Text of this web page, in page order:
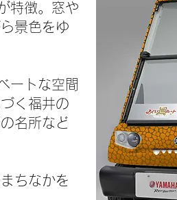
特徴。窓や
景色をゆ
ートな空間
く福井の
名所など
ちなかを